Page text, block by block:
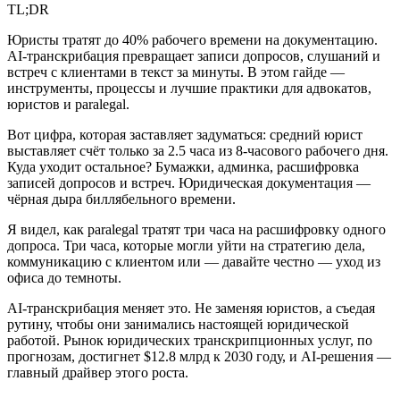
TL;DR
Юристы тратят до 40% рабочего времени на документацию.
AI-транскрибация превращает записи допросов, слушаний и
встреч с клиентами в текст за минуты. В этом гайде —
инструменты, процессы и лучшие практики для адвокатов,
юристов и paralegal.
Вот цифра, которая заставляет задуматься: средний юрист
выставляет счёт только за 2.5 часа из 8-часового рабочего дня.
Куда уходит остальное? Бумажки, админка, расшифровка
записей допросов и встреч. Юридическая документация —
чёрная дыра биллябельного времени.
Я видел, как paralegal тратят три часа на расшифровку одного
допроса. Три часа, которые могли уйти на стратегию дела,
коммуникацию с клиентом или — давайте честно — уход из
офиса до темноты.
AI-транскрибация меняет это. Не заменяя юристов, а съедая
рутину, чтобы они занимались настоящей юридической
работой. Рынок юридических транскрипционных услуг, по
прогнозам, достигнет $12.8 млрд к 2030 году, и AI-решения —
главный драйвер этого роста.